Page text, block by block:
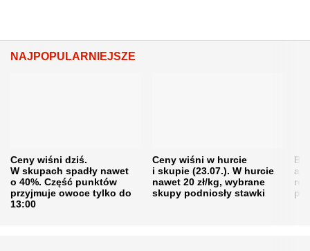
NAJPOPULARNIEJSZE
Ceny wiśni dziś.
W skupach spadły nawet
o 40%. Część punktów
przyjmuje owoce tylko do
13:00
Ceny wiśni w hurcie
i skupie (23.07.). W hurcie
nawet 20 zł/kg, wybrane
skupy podniosły stawki